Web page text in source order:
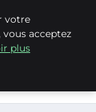
votre
acceptez
plus